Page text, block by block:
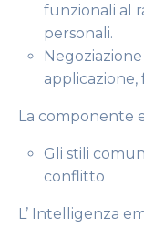
funzionali al
personali.
applicazione,
La componente
Gli stili
conflitto
L’ Intelligenza